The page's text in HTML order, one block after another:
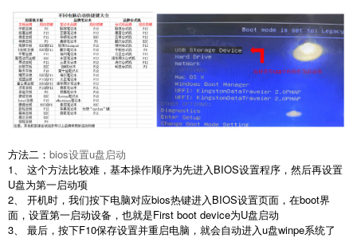
方法二： bios设置u盘启动
1、 这个方法比较难，基本操作顺序为先进入BIOS设置程序，然后再设置
U盘为第一启动项
2、 开机时，我们按下电脑对应bios热键进入BIOS设置页面，在boot界
面，设置第一启动设备，也就是First boot device为U盘启动
3、 最后，按下F10保存设置并重启电脑，就会自动进入u盘winpe系统了